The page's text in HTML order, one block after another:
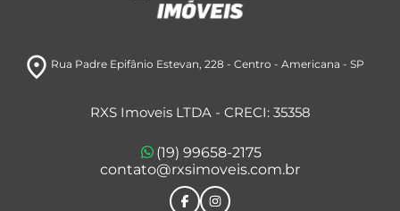
room Rua Padre Epifânio Estevan, 228 - Centro - Americana - SP
RXS Imoveis LTDA - CRECI: 35358
(19) 99658-2175
contato@rxsimoveis.com.br